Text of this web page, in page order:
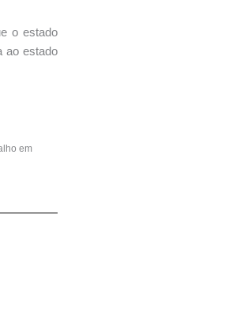
o estado
ao estado
em